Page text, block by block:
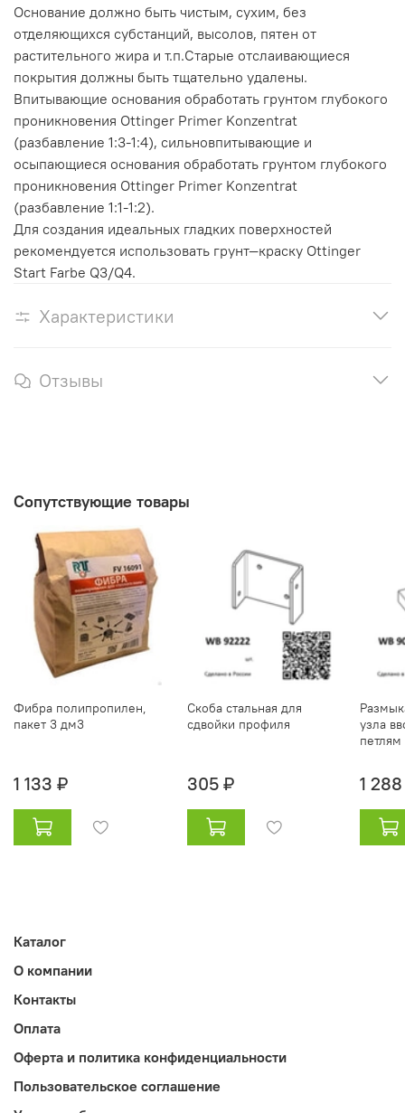
Основание должно быть чистым, сухим, без
отделяющихся субстанций, высолов, пятен от
растительного жира и т.п.Старые отслаивающиеся
покрытия должны быть тщательно удалены.
Впитывающие основания обработать грунтом глубокого
проникновения Ottinger Primer Konzentrat
(разбавление 1:3-1:4), сильновпитывающие и
осыпающиеся основания обработать грунтом глубокого
проникновения Ottinger Primer Konzentrat
(разбавление 1:1-1:2).
Для создания идеальных гладких поверхностей
рекомендуется использовать грунт—краску Ottinger
Start Farbe Q3/Q4.
Характеристики
Отзывы
Сопутствующие товары
Фибра полипропилен,
пакет 3 дм3
1 133 ₽
Скоба стальная для
сдвойки профиля
305 ₽
узла
1
Каталог
О компании
Контакты
Оплата
Оферта и политика конфиденциальности
Пользовательское соглашение